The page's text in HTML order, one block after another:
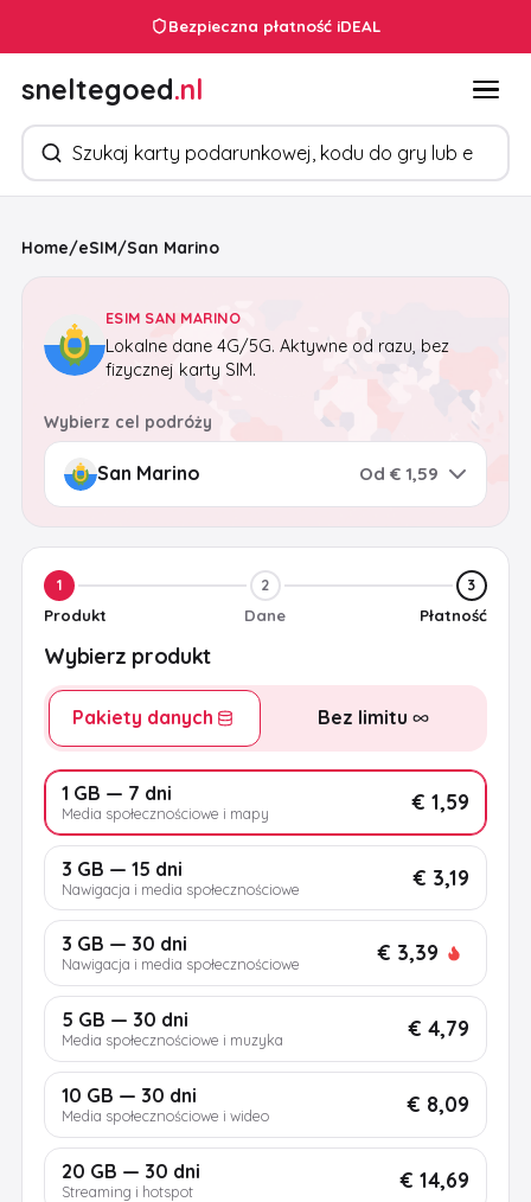
Bezpieczna płatność iDEAL
Obsługa klienta 24/7
sneltegoed.nl
Szukaj produktów
Home/eSIM/San Marino
ESIM SAN MARINO
Lokalne dane 4G/5G. Aktywne od razu, bez
fizycznej karty SIM.
Wybierz cel podróży
Od € 1,59
1
Produkt
2
Dane
3
Płatność
Wybierz produkt
Pakiety danych Bez limitu
1 GB — 7 dni
Media społecznościowe i mapy € 1,59
3 GB — 15 dni
Nawigacja i media społecznościowe € 3,19
3 GB — 30 dni
Nawigacja i media społecznościowe € 3,39
5 GB — 30 dni
Media społecznościowe i muzyka € 4,79
10 GB — 30 dni
Media społecznościowe i wideo € 8,09
20 GB — 30 dni
Streaming i hotspot € 14,69